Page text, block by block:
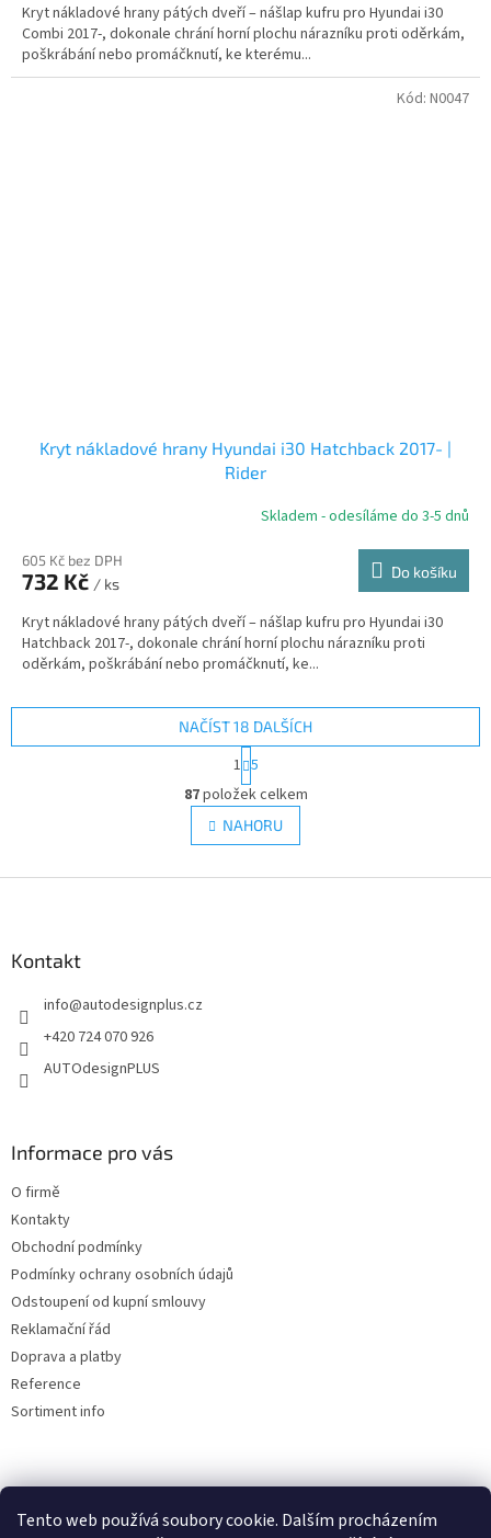
Tento web používá soubory cookie. Dalším procházením
Kryt nákladové hrany pátých dveří – nášlap kufru pro Hyundai i30
Combi 2017-, dokonale chrání horní plochu nárazníku proti oděrkám,
poškrábání nebo promáčknutí, ke kterému...
Kryt nákladové hrany Hyundai i30 Hatchback 2017- |
Rider
Skladem - odesíláme do 3-5 dnů
605 Kč bez DPH
732 Kč / ks
Do košíku
Kryt nákladové hrany pátých dveří – nášlap kufru pro Hyundai i30
Hatchback 2017-, dokonale chrání horní plochu nárazníku proti
oděrkám, poškrábání nebo promáčknutí, ke...
Kód: N0047
O
v
l
á
NAČÍST 18 DALŠÍCH
S
t
r
á
n
k
v
1 5
87položek celkem
NAHORU
Kontakt
info@autodesignplus.cz
+420 724 070 926
AUTOdesignPLUS
Informace pro vás
O firmě
Kontakty
Obchodní podmínky
Podmínky ochrany osobních údajů
Odstoupení od kupní smlouvy
Reklamační řád
Doprava a platby
Reference
Sortiment info
Reklamační řád